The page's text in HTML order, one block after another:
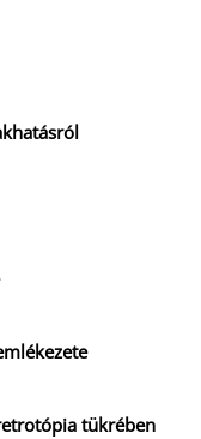
tükrében